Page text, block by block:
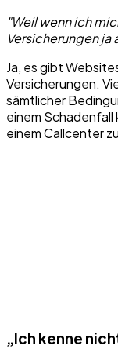
"Weil wenn ich
Versicherungen ja
Ja, es gibt
Versicherungen.
sämtlicher
einem Schadenfall
einem Callcenter
„Ich kenne